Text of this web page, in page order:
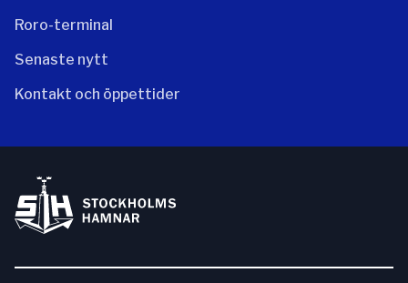
Roro-terminal
Senaste nytt
Kontakt och öppettider